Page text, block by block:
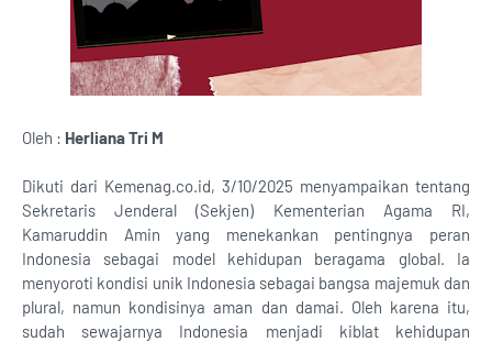
Oleh : Herliana Tri M
Dikuti dari Kemenag.co.id, 3/10/2025 menyampaikan tentang
Sekretaris Jenderal (Sekjen) Kementerian Agama RI,
Kamaruddin Amin yang menekankan pentingnya peran
Indonesia sebagai model kehidupan beragama global. Ia
menyoroti kondisi unik Indonesia sebagai bangsa majemuk dan
plural, namun kondisinya aman dan damai. Oleh karena itu,
sudah sewajarnya Indonesia menjadi kiblat kehidupan